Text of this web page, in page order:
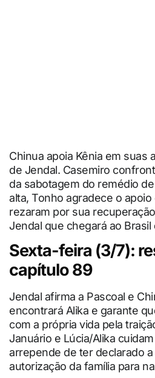
Chinua apoia Kênia em suas
de Jendal. Casemiro
da sabotagem do remédio
alta, Tonho agradece o
rezaram por sua
Jendal que chegará ao Brasil
Sexta-feira (3/7):
capítulo 89
Jendal afirma a Pascoal e
encontrará Alika e garante
com a própria vida pela
Januário e Lúcia/Alika
arrepende de ter declarado
autorização da família para